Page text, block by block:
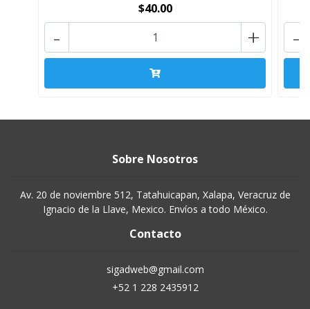
$40.00
+
- -
Sobre Nosotros
Av. 20 de noviembre 512, Tatahuicapan, Xalapa, Veracruz de
Ignacio de la Llave, Mexico. Envíos a todo México.
Contacto
sigadweb@gmail.com
+52 1 228 2435912